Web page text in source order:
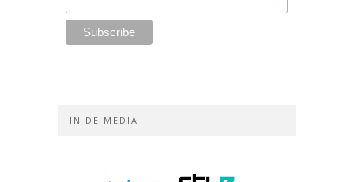
IN DE MEDIA